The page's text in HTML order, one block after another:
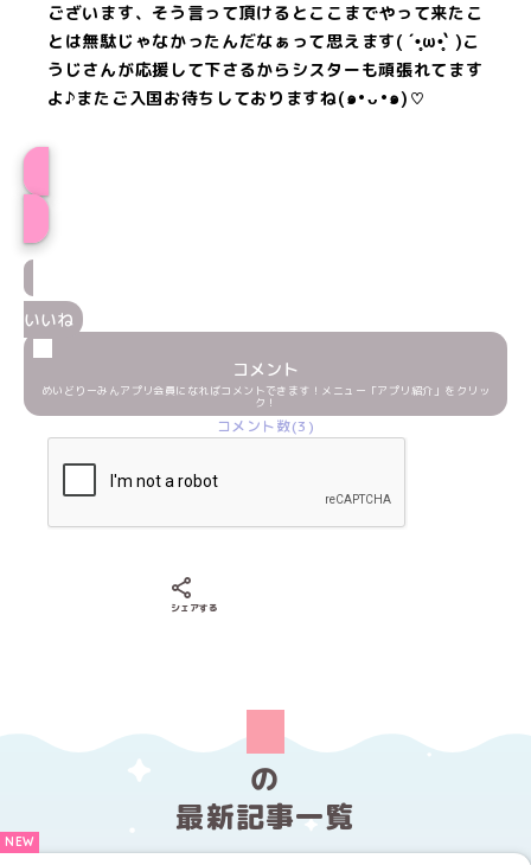
ございます、そう言って頂けるとここまでやって来たこ
とは無駄じゃなかったんだなぁって思えます( ´•̥̥ω•̥̥` )こ
うじさんが応援して下さるからシスターも頑張れてます
よ♪またご入国お待ちしておりますね(๑•ᴗ•๑)♡
いいね
コメント
めいどりーみんアプリ会員になればコメントできます！メニュー「アプリ紹介」をクリッ
ク！
コメント数(3)
シェアする
の
最新記事一覧